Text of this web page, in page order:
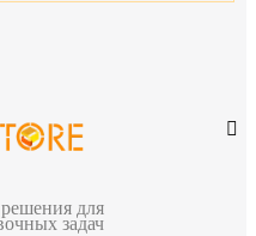
для
задач